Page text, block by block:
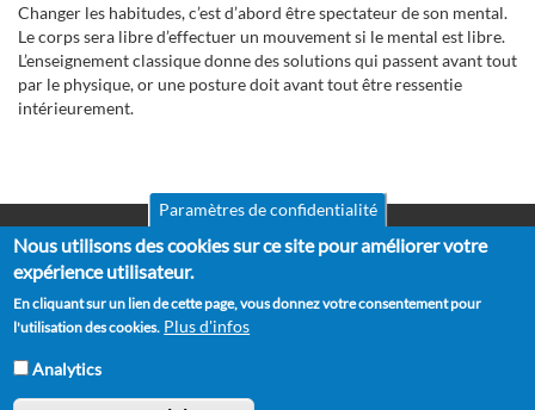
Changer les habitudes, c’est d’abord être spectateur de son mental.
Le corps sera libre d’effectuer un mouvement si le mental est libre.
L’enseignement classique donne des solutions qui passent avant tout
par le physique, or une posture doit avant tout être ressentie
intérieurement.
Pied
de
page
Mentions légales
CGV
Politique de confidentialité
Politique de cookies
Paramètres de confidentialité
Nous utilisons des cookies sur ce site pour améliorer votre
expérience utilisateur.
En cliquant sur un lien de cette page, vous donnez votre consentement pour
l'utilisation des cookies. Plus d'infos
Analytics